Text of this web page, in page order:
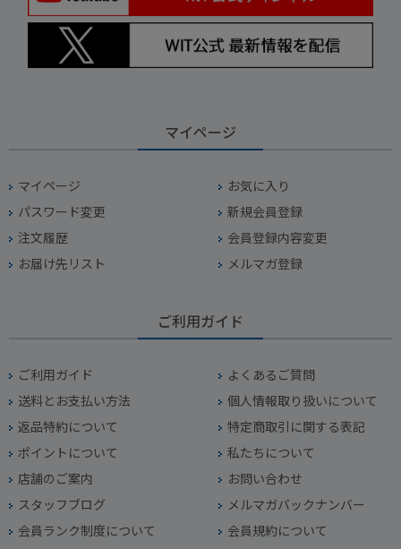
マイページ
マイページ
お気に入り
パスワード変更
新規会員登録
注文履歴
会員登録内容変更
お届け先リスト
メルマガ登録
ご利用ガイド
ご利用ガイド
よくあるご質問
送料とお支払い方法
個人情報取り扱いについて
返品特約について
特定商取引に関する表記
ポイントについて
私たちについて
店舗のご案内
お問い合わせ
スタッフブログ
メルマガバックナンバー
会員ランク制度について
会員規約について